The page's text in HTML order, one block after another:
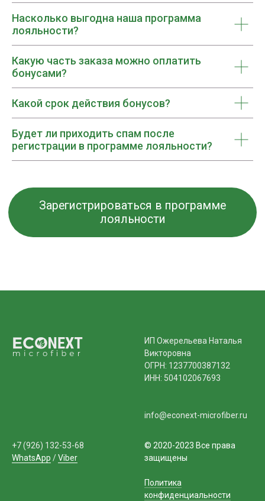
Насколько выгодна наша программа
лояльности?
Какую часть заказа можно оплатить
бонусами?
Какой срок действия бонусов?
Будет ли приходить спам после
регистрации в программе лояльности?
ИП Ожерельева Наталья
Викторовна
ОГРН: 1237700387132
ИНН: 504102067693
info@econext-microfiber.ru
+7 (926) 132-53-68
WhatsApp /Viber
© 2020-2023 Все права
защищены
Политика
конфиденциальности